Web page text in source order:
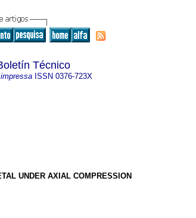
Técnico
ISSN 0376-723X
UNDER AXIAL COMPRESSION